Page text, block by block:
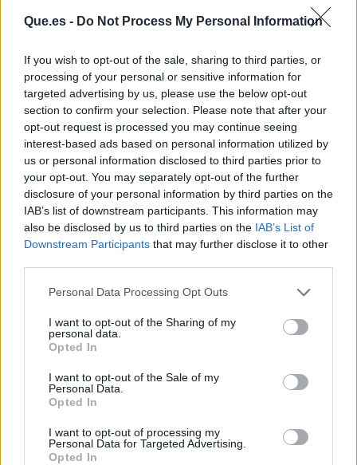
Que.es - Do Not Process My Personal Information
If you wish to opt-out of the sale, sharing to third parties, or
processing of your personal or sensitive information for
targeted advertising by us, please use the below opt-out
section to confirm your selection. Please note that after your
opt-out request is processed you may continue seeing
interest-based ads based on personal information utilized by
us or personal information disclosed to third parties prior to
your opt-out. You may separately opt-out of the further
disclosure of your personal information by third parties on the
IAB’s list of downstream participants. This information may
also be disclosed by us to third parties on the IAB’s List of
Downstream Participants that may further disclose it to other
Personal Data Processing Opt Outs
I want to opt-out of the Sharing of my
personal data.
Opted In
I want to opt-out of the Sale of my
Personal Data.
Opted In
I want to opt-out of processing my
Personal Data for Targeted Advertising.
Opted In
Publicidad
Las estufas, las cuales tienen un diseño
elegante y moderno, están
resistente a las altas temperaturas
(hasta 900
°C) que impide cualquier sobrecalentamiento o